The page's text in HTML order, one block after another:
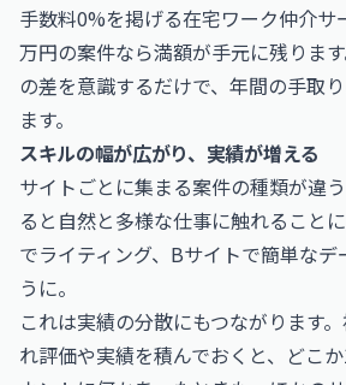
手数料0%を掲げる在宅ワーク仲介サ
万円の案件なら満額が手元に残りま
の差を意識するだけで、年間の手取
ます。
スキルの幅が広がり、実績が増える
サイトごとに集まる案件の種類が違
ると自然と多様な仕事に触れること
でライティング、Bサイトで簡単なデ
うに。
これは実績の分散にもつながります
れ評価や実績を積んでおくと、どこ